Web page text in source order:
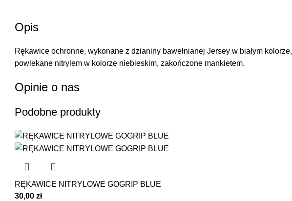
Opis
Rękawice ochronne, wykonane z dzianiny bawełnianej Jersey w białym kolorze,
powlekane nitrylem w kolorze niebieskim, zakończone mankietem.
Opinie o nas
Podobne produkty
RĘKAWICE NITRYLOWE GOGRIP BLUE
30,00 zł